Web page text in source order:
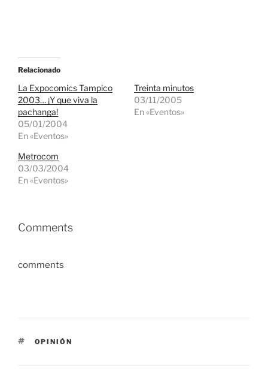
Relacionado
La Expocomics Tampico
2003… ¡Y que viva la
pachanga!
05/01/2004
En «Eventos»
Treinta minutos
03/11/2005
En «Eventos»
Metrocom
03/03/2004
En «Eventos»
Comments
comments
ETIQUETAS
OPINIÓN